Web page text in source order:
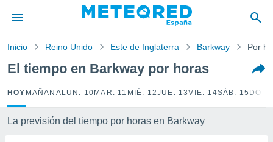
por
para
que se
calidad.
a este
Inicio Reino Unido Este de Inglaterra Barkway Por
El tiempo en Barkway por horas
HOY MAÑANA LUN. 10 MAR. 11 MIÉ. 12JUE. 13VIE. 14SÁB. 15
La previsión del tiempo por horas en Barkway